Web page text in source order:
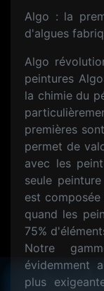
Algo : la
d'algues
Algo
peintures
la chimie du
premières
permet de
avec les
seule
est
quand les
75%
Notre
évidemment
plus